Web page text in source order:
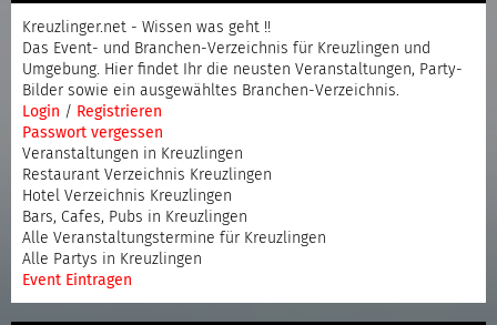
Kreuzlinger.net - Wissen was geht !!
Das Event- und Branchen-Verzeichnis für Kreuzlingen und
Umgebung. Hier findet Ihr die neusten Veranstaltungen, Party-
Bilder sowie ein ausgewähltes Branchen-Verzeichnis.
Login / Registrieren
Passwort vergessen
Veranstaltungen in Kreuzlingen
Restaurant Verzeichnis Kreuzlingen
Hotel Verzeichnis Kreuzlingen
Bars, Cafes, Pubs in Kreuzlingen
Alle Veranstaltungstermine für Kreuzlingen
Alle Partys in Kreuzlingen
Event Eintragen